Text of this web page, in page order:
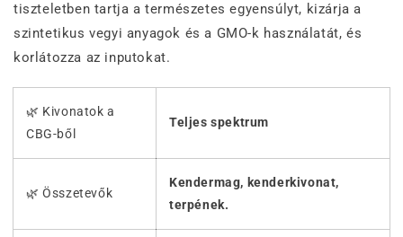
tiszteletben tartja a természetes egyensúlyt, kizárja a
szintetikus vegyi anyagok és a GMO-k használatát, és
korlátozza az inputokat.
🌿 Kivonatok a
CBG-ből
Teljes spektrum
🌿 Összetevők
Kendermag, kenderkivonat,
terpének.